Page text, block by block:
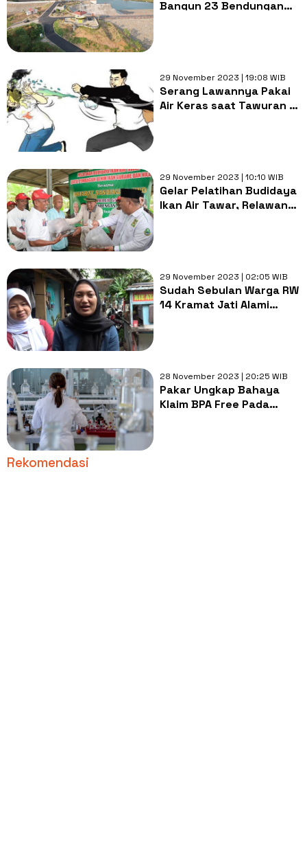
Bangun 23 Bendungan
29 November 2023 | 19:08 WIB
Serang Lawannya Pakai
Air Keras saat Tawuran di
29 November 2023 | 10:10 WIB
Gelar Pelatihan Budidaya
Ikan Air Tawar, Relawan
29 November 2023 | 02:05 WIB
Sudah Sebulan Warga RW
14 Kramat Jati Alami
28 November 2023 | 20:25 WIB
Pakar Ungkap Bahaya
Klaim BPA Free Pada
Rekomendasi